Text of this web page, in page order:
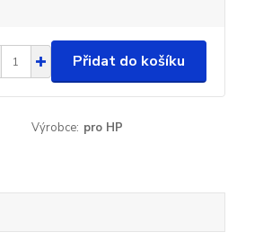
Přidat do košíku
Výrobce: pro HP